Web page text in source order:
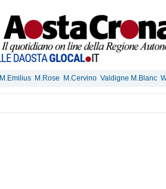
M.Emilius M.Rose M.Cervino Valdigne M.Blanc